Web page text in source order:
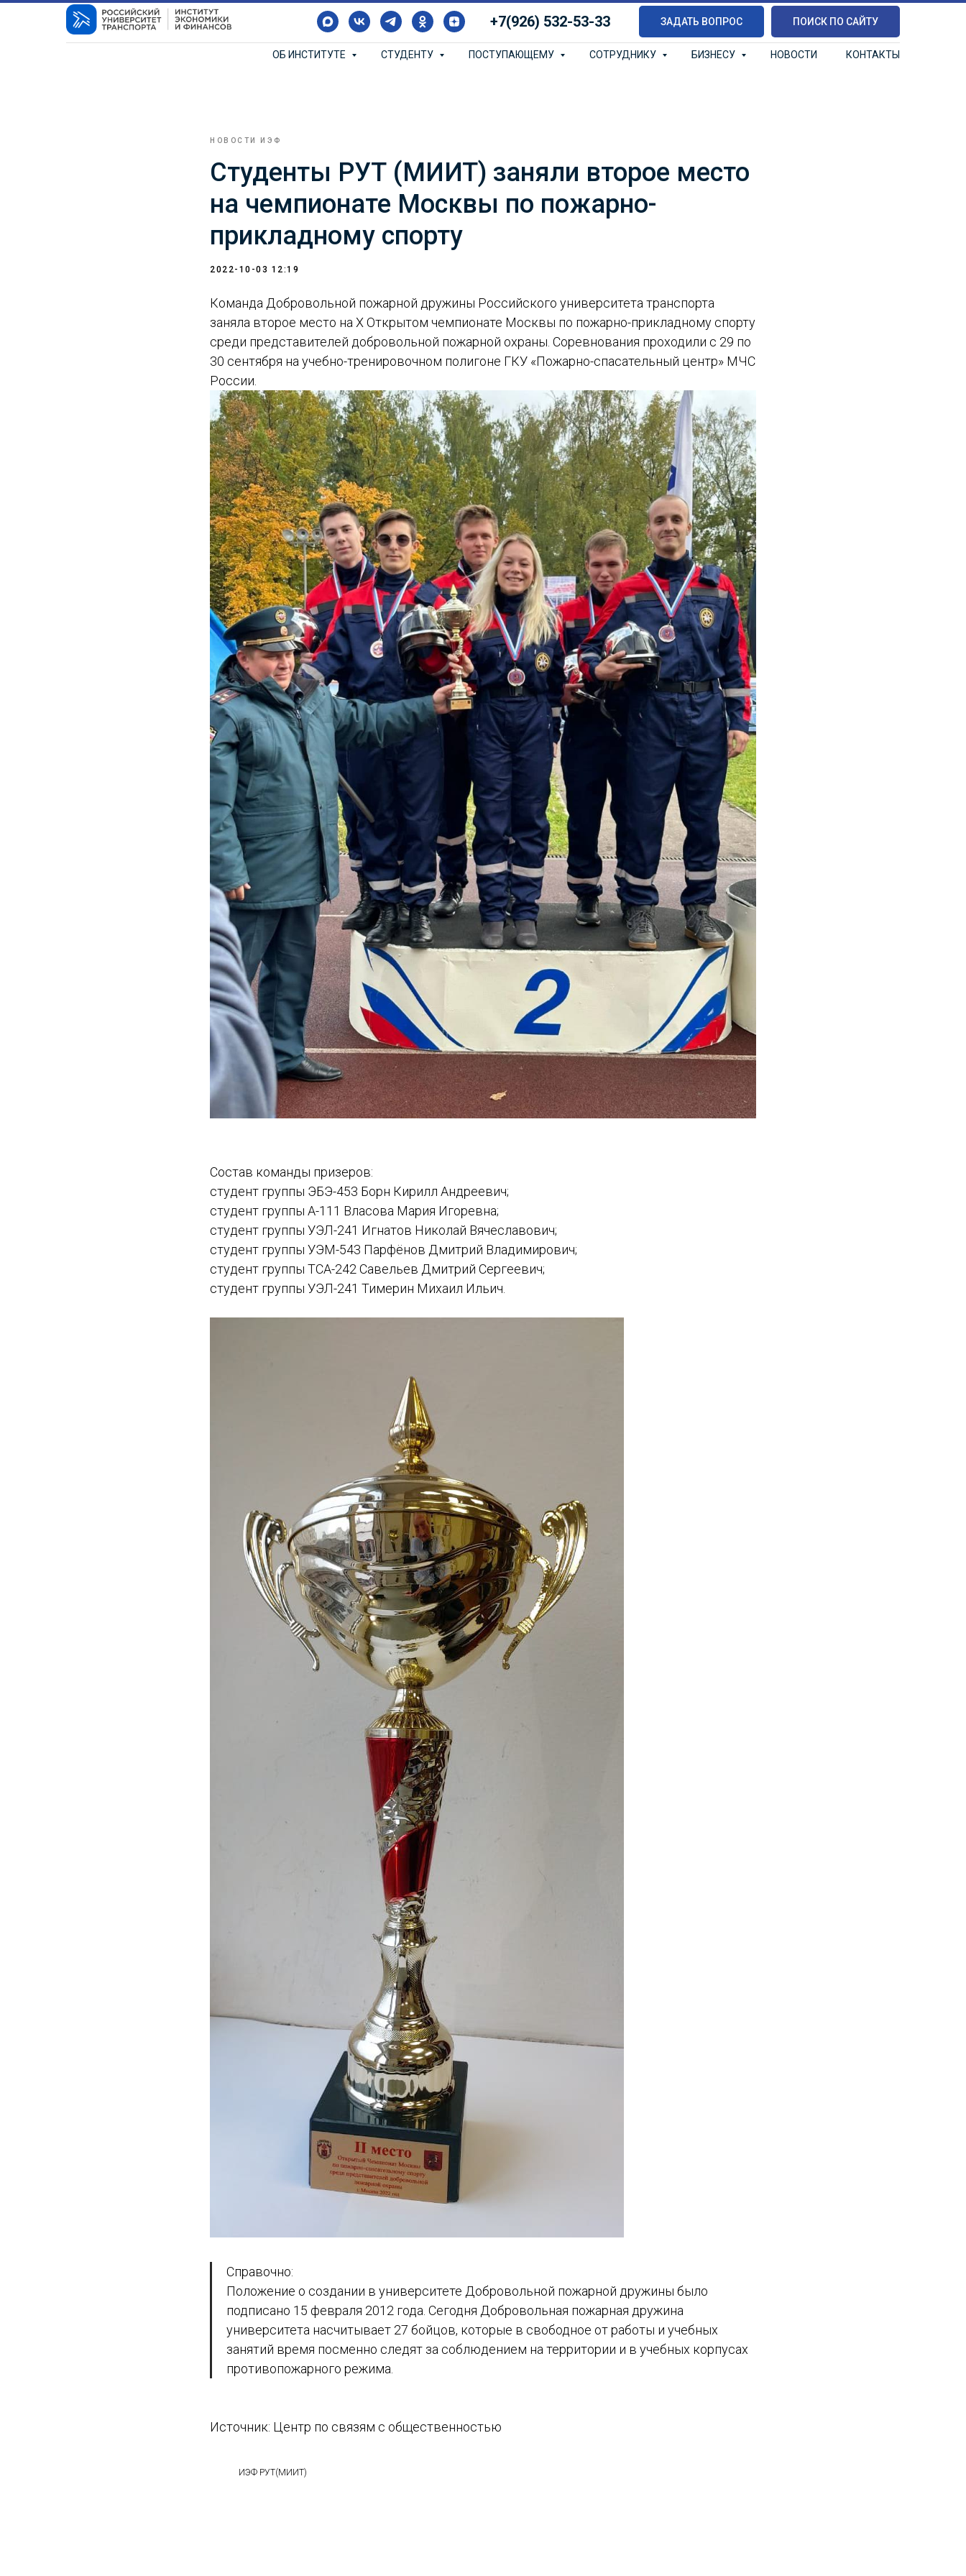
+7(926) 532-53-33 ЗАДАТЬ ВОПРОС ПОИСК ПО САЙТУ
ОБ ИНСТИТУТЕ СТУДЕНТУ ПОСТУПАЮЩЕМУ СОТРУДНИКУ БИЗНЕСУ НОВОСТИ КОНТАКТЫ
НОВОСТИ ИЭФ
Студенты РУТ (МИИТ) заняли второе место
на чемпионате Москвы по пожарно-
прикладному спорту
2022-10-03 12:19
Команда Добровольной пожарной дружины Российского университета транспорта
заняла второе место на X Открытом чемпионате Москвы по пожарно-прикладному спорту
среди представителей добровольной пожарной охраны. Соревнования проходили с 29 по
30 сентября на учебно-тренировочном полигоне ГКУ «Пожарно-спасательный центр» МЧС
России.
Состав команды призеров:
студент группы ЭБЭ-453 Борн Кирилл Андреевич;
студент группы А-111 Власова Мария Игоревна;
студент группы УЭЛ-241 Игнатов Николай Вячеславович;
студент группы УЭМ-543 Парфёнов Дмитрий Владимирович;
студент группы ТСА-242 Савельев Дмитрий Сергеевич;
студент группы УЭЛ-241 Тимерин Михаил Ильич.
Справочно:
Положение о создании в университете Добровольной пожарной дружины было
подписано 15 февраля 2012 года. Сегодня Добровольная пожарная дружина
университета насчитывает 27 бойцов, которые в свободное от работы и учебных
занятий время посменно следят за соблюдением на территории и в учебных корпусах
противопожарного режима.
Источник: Центр по связям с общественностью
ИЭФ РУТ(МИИТ)